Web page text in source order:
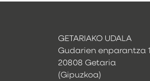
GETARIAKO UDALA
Gudarien enparantza 1
20808 Getaria
(Gipuzkoa)